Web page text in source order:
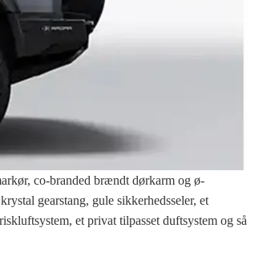
co-branded brændt dørkarm og ø-
gearstang, gule sikkerhedsseler, et
et privat tilpasset duftsystem og så